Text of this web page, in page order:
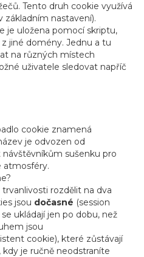
Tento druh cookie využívá
základním nastavení).
je uložena pomocí skriptu,
jiné domény. Jednu a tu
na různých místech
uživatele sledovat napříč
cookie znamená
je odvozen od
sušenku pro
atmosféry.
rozdělit na dva
jsou dočasné (session
ukládají jen po dobu, než
jsou
cookie), které zůstávají
je ručně neodstraníte